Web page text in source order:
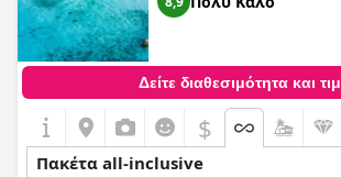
Δείτε διαθεσιμότητα και
$
Πακέτα all-inclusive